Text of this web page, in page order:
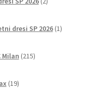
izdelka
dresi SP 2026 1izdelek
Milan 215izdelkov
19izdelkov